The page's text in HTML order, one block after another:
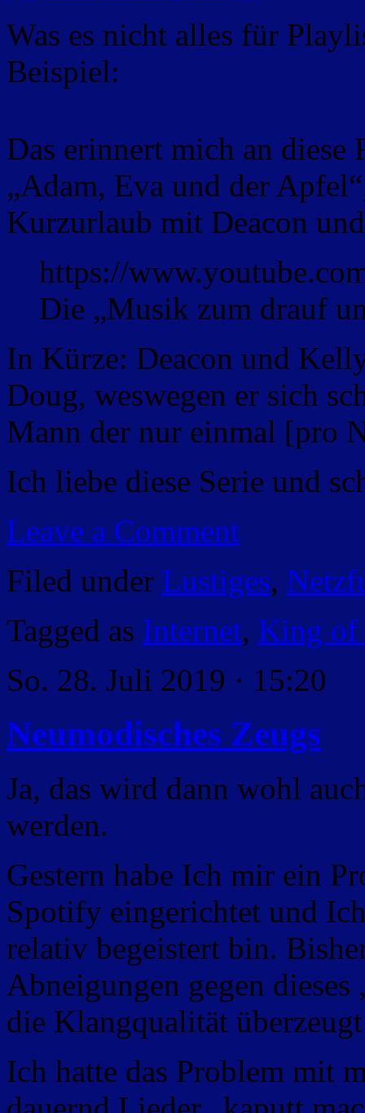
Was es nicht alles für
Beispiel:
Das erinnert mich an
„Adam, Eva und der
Kurzurlaub mit Deacon
https://
Die „Musik zum drauf
In Kürze: Deacon und
Doug, weswegen er sich
Mann der nur einmal [pro
Ich liebe diese Serie und
Leave a Comment
Filed under Lustiges,
Tagged as Internet, King of
So. 28. Juli 2019 · 15:20
Neumodisches Zeugs
Ja, das wird dann wohl
werden.
Gestern habe Ich mir ein
Spotify eingerichtet und
relativ begeistert bin.
Abneigungen gegen dieses
die Klangqualität
Ich hatte das Problem mit